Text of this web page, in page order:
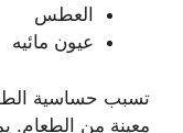
العطس
عيون مائيه
تسبب حساسية
معينة من الطعام.